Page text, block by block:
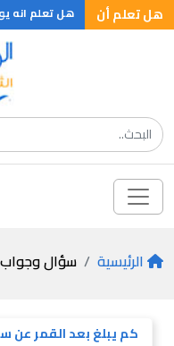
هل تعلم أن
الدهنية هل تعلم انه يولد في العالم ما بين 50و100 مليون
الرئيسية سؤال وجواب
كم يبلغ بعد القمر عن